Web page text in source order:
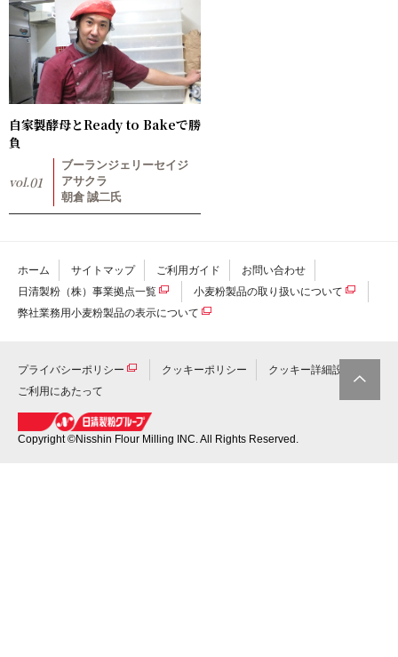
自家製酵母とReady to Bakeで勝
負
vol.01
ブーランジェリーセイジ
アサクラ
朝倉 誠二氏
ホーム サイトマップ ご利用ガイド
お問い合わせ
日清製粉（株）事業拠点一覧
小麦粉製品の取り扱いについて
弊社業務用小麦粉製品の表示について
Copyright ©Nisshin Flour Milling INC. All Rights Reserved.
プライバシーポリシー クッキーポリシー
クッキー詳細設定
ご利用にあたって